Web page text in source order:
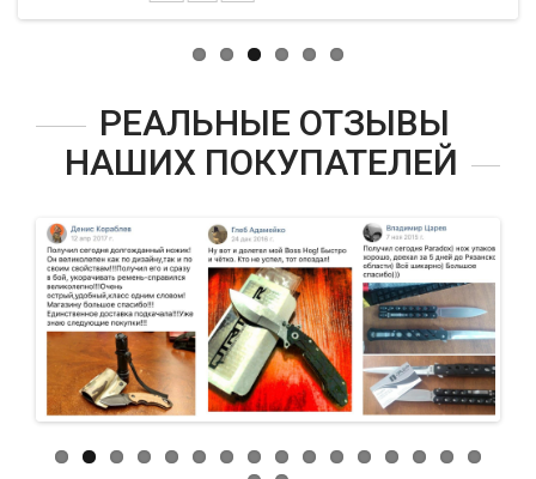
РЕАЛЬНЫЕ ОТЗЫВЫ
НАШИХ ПОКУПАТЕЛЕЙ